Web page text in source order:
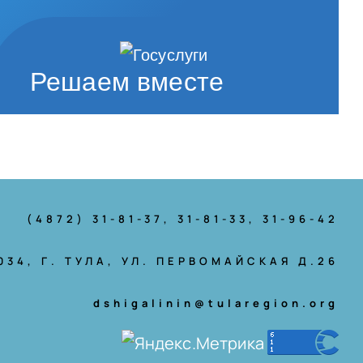
Решаем вместе
(4872) 31-81-37, 31-81-33, 31-96-42
Г. ТУЛА, УЛ. ПЕРВОМАЙСКАЯ Д.26
dshigalinin@tularegion.org